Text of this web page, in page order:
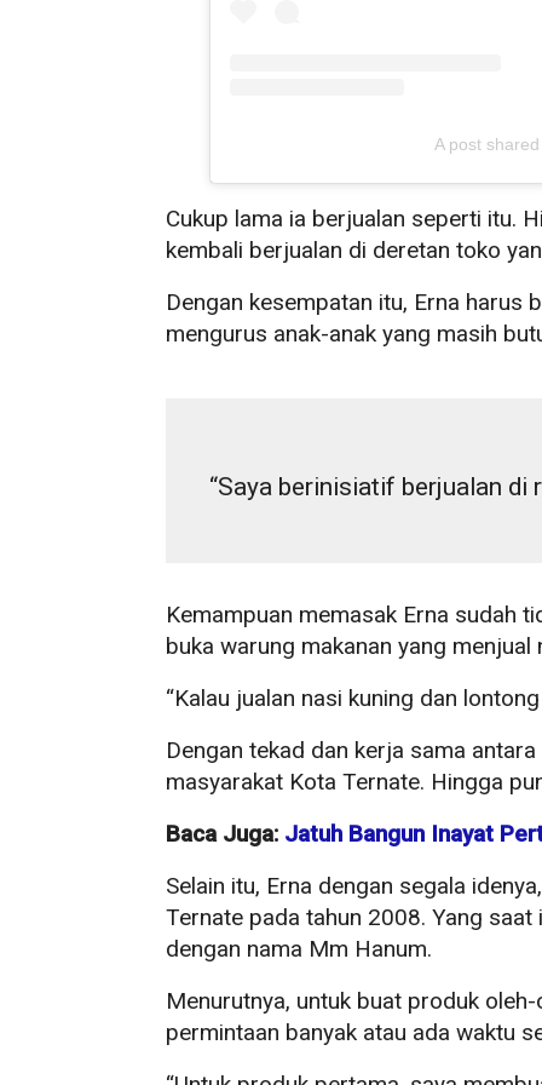
A post
Cukup lama ia berjualan seperti itu.
kembali berjualan di deretan toko
Dengan kesempatan itu, Erna harus
mengurus anak-anak yang masih
“Saya berinisiatif berjualan di
Kemampuan memasak Erna sudah
buka warung makanan yang
“Kalau jualan nasi kuning dan
Dengan tekad dan kerja sama
masyarakat Kota Ternate. Hingga
Baca Juga: Jatuh Bangun Inayat
Selain itu, Erna dengan segala
Ternate pada tahun 2008. Yang
dengan nama Mm Hanum.
Menurutnya, untuk buat produk
permintaan banyak atau ada waktu